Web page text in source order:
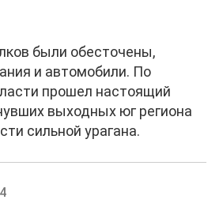
были обесточены,
и автомобили. По
прошел настоящий
выходных юг региона
сильной урагана.